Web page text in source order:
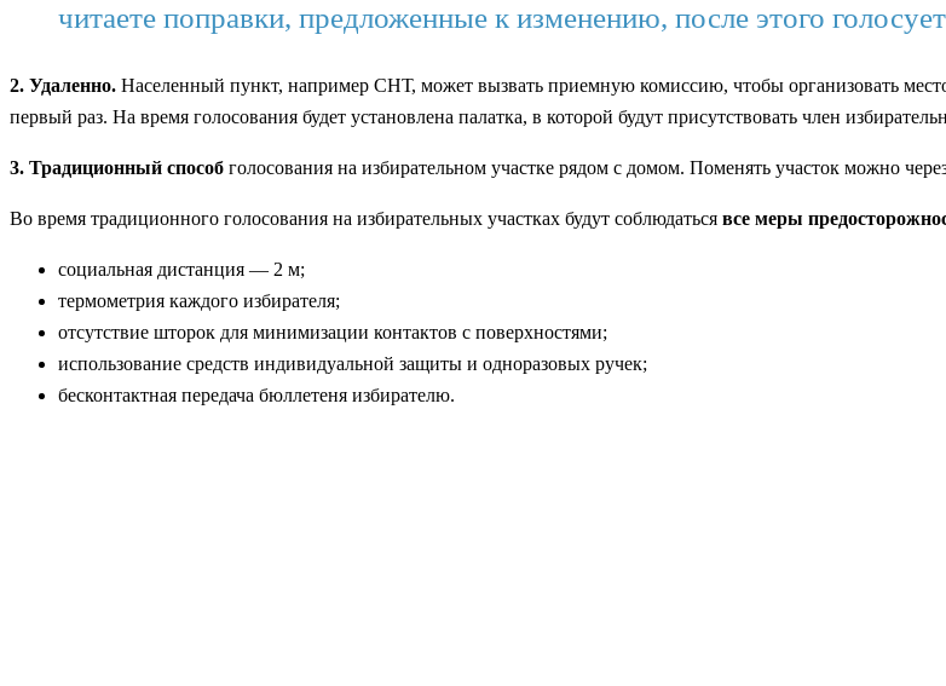
читаете поправки, предложенные к изменению, после этого
2. Удаленно. Населенный пункт, например СНТ, может вызвать приемную комиссию, чтобы организовать
первый раз. На время голосования будет установлена палатка, в которой будут присутствовать член
3. Традиционный способ голосования на избирательном участке рядом с домом. Поменять участок можно
Во время традиционного голосования на избирательных участках будут соблюдаться все меры
социальная дистанция — 2 м;
термометрия каждого избирателя;
отсутствие шторок для минимизации контактов с поверхностями;
использование средств индивидуальной защиты и одноразовых ручек;
бесконтактная передача бюллетеня избирателю.